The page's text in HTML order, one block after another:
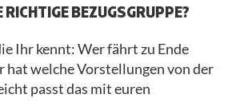
RICHTIGE BEZUGSGRUPPE?
Ihr kennt: Wer fährt zu Ende
hat welche Vorstellungen von der
passt das mit euren